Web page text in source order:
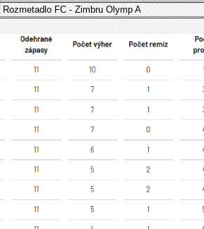
Rozmetadlo FC - Zimbru Olymp A